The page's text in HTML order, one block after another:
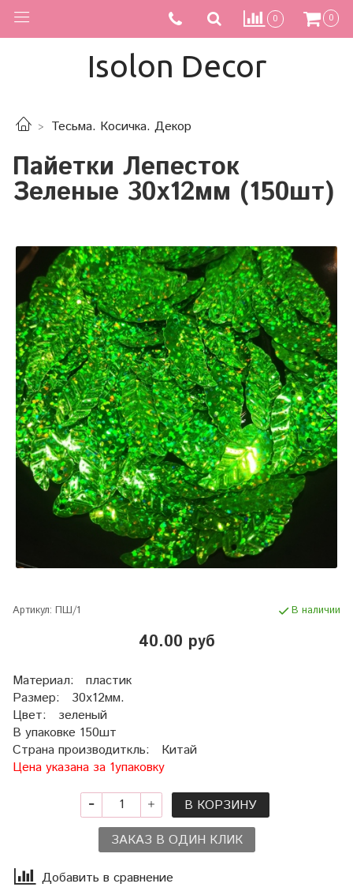
0 0
Isolon Decor
Тесьма. Косичка. Декор
Пайетки Лепесток
Зеленые 30х12мм (150шт)
Артикул: ПШ/1 В наличии
40.00 руб
Материал: пластик
Размер: 30х12мм.
Цвет: зеленый
В упаковке 150шт
Страна производиткль: Китай
Цена указана за 1упаковку
В КОРЗИНУ
ЗАКАЗ В ОДИН КЛИК
Добавить в сравнение